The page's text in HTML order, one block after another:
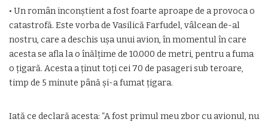
• Un român inconștient a fost foarte aproape de a provoca o
catastrofă. Este vorba de Vasilică Farfudel, vâlcean de-al
nostru, care a deschis ușa unui avion, în momentul în care
acesta se afla la o înălțime de 10.000 de metri, pentru a fuma
o țigară. Acesta a ținut toți cei 70 de pasageri sub teroare,
timp de 5 minute până și-a fumat țigara.
Iată ce declară acesta: “A fost primul meu zbor cu avionul, nu